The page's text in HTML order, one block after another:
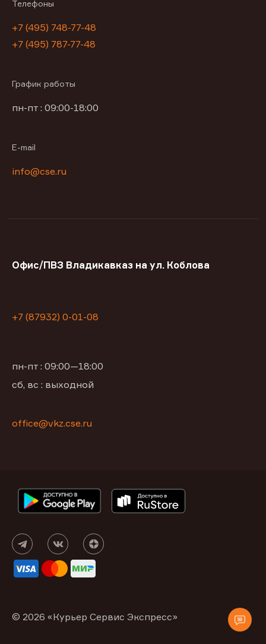
Телефоны
+7 (495) 748-77-48
+7 (495) 787-77-48
График работы
пн-пт : 09:00-18:00
E-mail
info@cse.ru
Офис/ПВЗ Владикавказ на ул. Коблова
+7 (87932) 0-01-08
пн-пт : 09:00—18:00
сб, вс : выходной
office@vkz.cse.ru
© 2026 «Курьер Сервис Экспресс»